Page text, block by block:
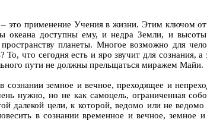
применение Учения в жизни. Этим ключом
океана доступны ему, и недра Земли, и
планеты. Многое возможно для
что сегодня есть и яро звучит для сознания,
пути не должны прельщаться миражем Майи.
сознании земное и вечное, преходящее и
нужно, но не как самоцель, ограниченная
далекой цели, к которой, ведомо или не
в сознании временное и вечное,